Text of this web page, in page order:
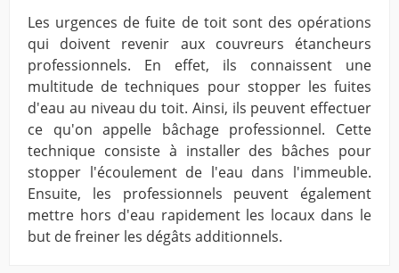
Les urgences de fuite de toit sont des opérations
qui doivent revenir aux couvreurs étancheurs
professionnels. En effet, ils connaissent une
multitude de techniques pour stopper les fuites
d'eau au niveau du toit. Ainsi, ils peuvent effectuer
ce qu'on appelle bâchage professionnel. Cette
technique consiste à installer des bâches pour
stopper l'écoulement de l'eau dans l'immeuble.
Ensuite, les professionnels peuvent également
mettre hors d'eau rapidement les locaux dans le
but de freiner les dégâts additionnels.